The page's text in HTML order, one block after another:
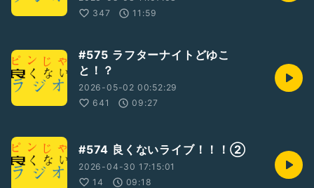
347
11:59
#575 ラフターナイトどゆこ
と！？
2026-05-02 00:52:29
641
09:27
#574 良くないライブ！！！②
2026-04-30 17:15:01
14
09:18